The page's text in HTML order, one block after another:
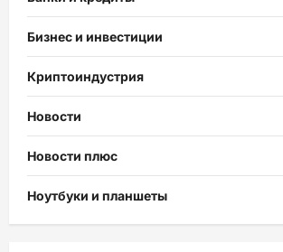
Бизнес и инвестиции
Криптоиндустрия
Новости
Новости плюс
Ноутбуки и планшеты